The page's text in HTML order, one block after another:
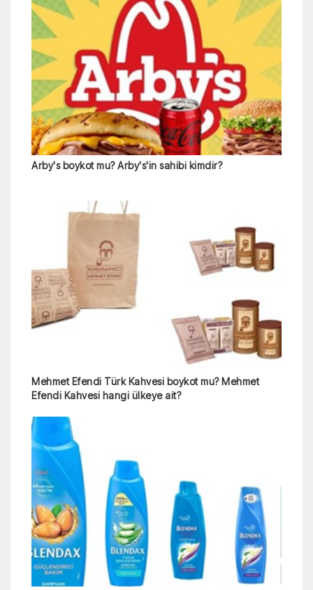
Arby's boykot mu? Arby's'in sahibi kimdir?
Mehmet Efendi Türk Kahvesi boykot mu? Mehmet
Efendi Kahvesi hangi ülkeye ait?